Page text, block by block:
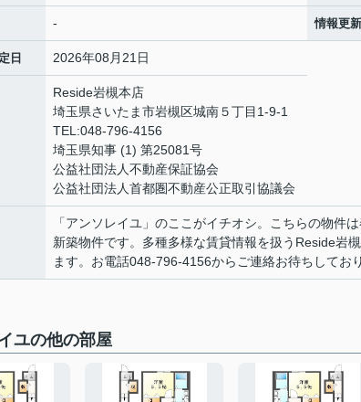
- 情報更
日 2026年08月21日
Reside岩槻本店
埼玉県さいたま市岩槻区城南５丁目1-9-1
TEL:048-796-4156
埼玉県知事 (1) 第25081号
公益社団法人不動産保証協会
公益社団法人首都圏不動産公正取引協議会
「アンソレイユ」のここがイチオシ。こちらの物件
新築物件です。多種多様な賃貸情報を扱うReside岩
ます。お電話048-796-4156からご連絡お待ちしてお
ユの他の部屋